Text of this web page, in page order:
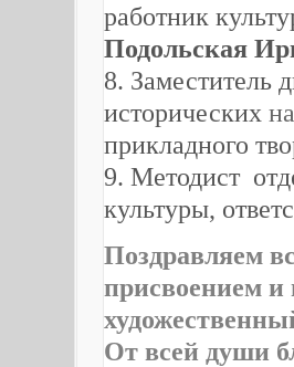
работник
Подольская
8.
исторических
прикладного
9. Методист
культуры,
Поздравляем
присвоением и
От всей души